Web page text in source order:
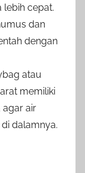
cepat.
dan
dengan
atau
memiliki
air
dalamnya.